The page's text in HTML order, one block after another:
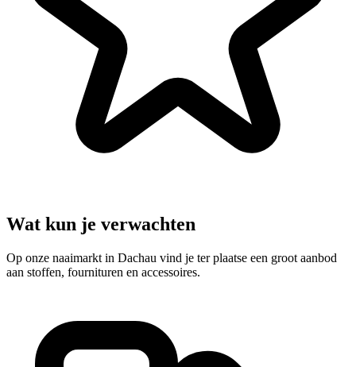
Wat kun je verwachten
Op onze naaimarkt in Dachau vind je ter plaatse een groot aanbod
aan stoffen, fournituren en accessoires.